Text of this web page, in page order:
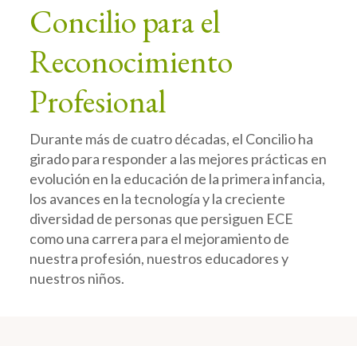
Concilio para el
Reconocimiento
Profesional
Durante más de cuatro décadas, el Concilio ha
girado para responder a las mejores prácticas en
evolución en la educación de la primera infancia,
los avances en la tecnología y la creciente
diversidad de personas que persiguen ECE
como una carrera para el mejoramiento de
nuestra profesión, nuestros educadores y
nuestros niños.